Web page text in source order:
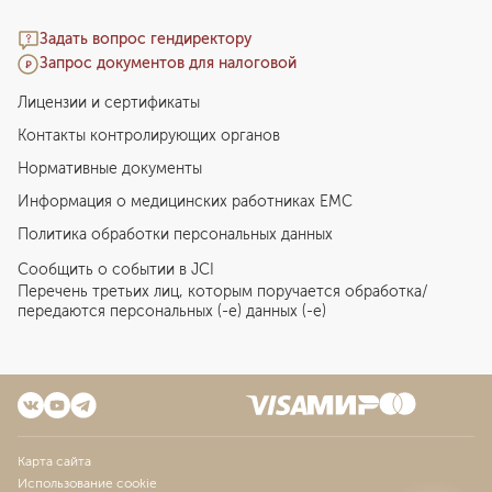
Задать вопрос гендиректору
Запрос документов для налоговой
Лицензии и сертификаты
Контакты контролирующих органов
Нормативные документы
Информация о медицинских работниках EMC
Политика обработки персональных данных
Сообщить о событии в JCI
Перечень третьих лиц, которым поручается обработка/
передаются персональных (-е) данных (-е)
Карта сайта
Использование cookie